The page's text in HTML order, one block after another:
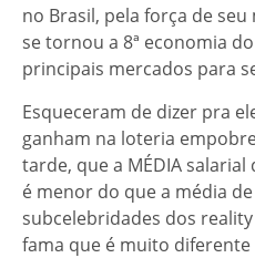
no Brasil, pela força de
se tornou a 8ª economia
principais mercados para
Esqueceram de dizer pra
ganham na loteria
tarde, que a MÉDIA
é menor do que a média
subcelebridades dos
fama que é muito diferente